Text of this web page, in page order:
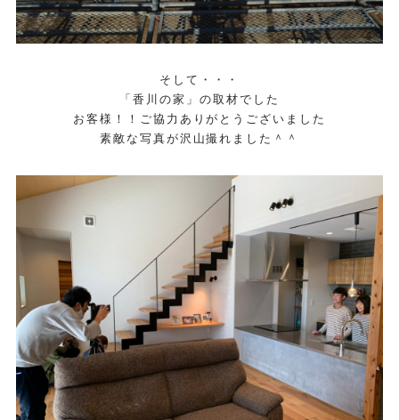
そして・・・
「香川の家」の取材でした
お客様！！ご協力ありがとうございました
素敵な写真が沢山撮れました＾＾